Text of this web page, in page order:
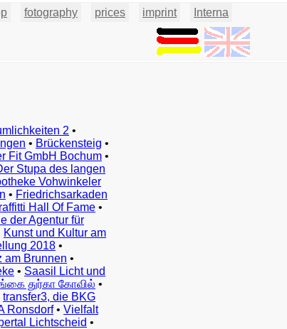
fotography prices imprint Interna
2 •
• Brückensteig •
Fit GmbH Bochum •
Stupa des langen
Vohwinkeler
• Friedrichsarkaden
Hall Of Fame •
der Agentur für
Kunst und Kultur am
2018 •
am Brunnen •
• Saasil Licht und
துர்கா கோவில் •
transfer3, die BKG
Ronsdorf• Vielfalt
Lichtscheid •